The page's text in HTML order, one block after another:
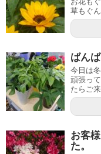
草もぐ
ばん
今日は
頑張っ
たらご
お客
た。